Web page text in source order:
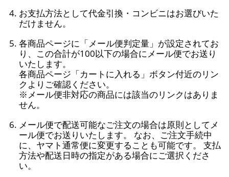
お支払方法として代金引換・コンビニはお選びいた
だけません。
各商品ページに「メール便判定量」が設定されてお
り、この合計が100以下の場合にメール便でお送り
いたします。
各商品ページ「カートに入れる」ボタン付近のリン
クよりご確認ください。
※メール便非対応の商品には該当のリンクはありま
せん。
メール便で配送可能なご注文の場合は原則としてメ
ール便でお送りいたします。 なお、ご注文手続中
に、ヤマト通常便に変更することも可能です。 支払
方法や配送日時の指定がある場合にご選択くださ
い。